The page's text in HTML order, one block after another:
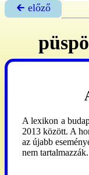
🡰 előző
antistes
A lexikon a
2013 között. A
az újabb
nem tartalmazzák.